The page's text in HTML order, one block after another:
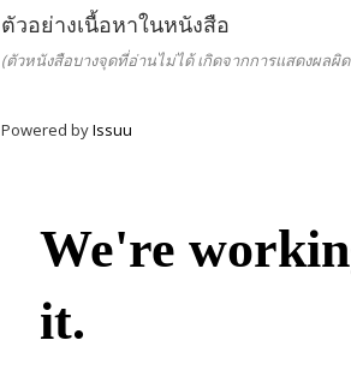
ตัวอย่างเนื้อหาในหนังสือ
(ตัวหนังสือบางจุดที่อ่านไม่ได้ เกิดจากการแสดงผล
Powered byIssuu